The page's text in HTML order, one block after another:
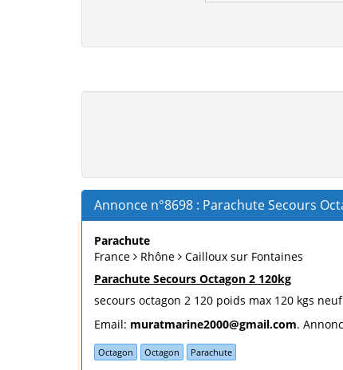
Annonce n°8698 : Parachute Secours
Parachute
France
Rhône Cailloux sur Fontaines
Parachute Secours Octagon 2 120kg
secours octagon 2 120 poids max 120 kgs
Email: muratmarine2000@gmail.com.
Octagon Octagon Parachute